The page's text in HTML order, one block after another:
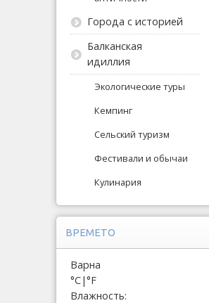
Города с историей
Балканская
идиллия
Экологические туры
Кемпинг
Сельский туризм
Фестивали и обычаи
Кулинария
ВРЕМЕТО
Варна
°C|°F
Влажность: